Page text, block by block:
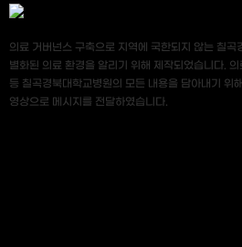
의료 거버넌스 구축으로 지역에 국한되지 않는 칠
별화된 의료 환경을 알리기 위해 제작되었습니다.
등 칠곡경북대학교병원의 모든 내용을 담아내기 위
영상으로 메시지를 전달하였습니다.